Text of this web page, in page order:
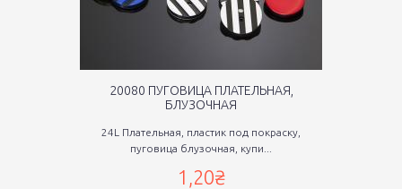
20080 ПУГОВИЦА ПЛАТЕЛЬНАЯ,
БЛУЗОЧНАЯ
24L Плательная, пластик под покраску,
пуговица блузочная, купи...
1,20₴